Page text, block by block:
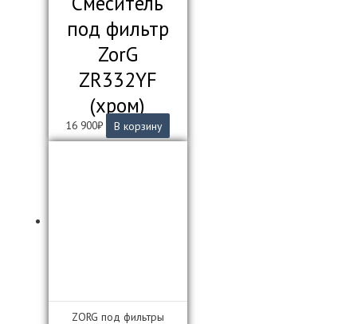
под фильтр
ZorG
ZR332YF
(хром)
16 900₽ В корзину
ZORG под фильтры